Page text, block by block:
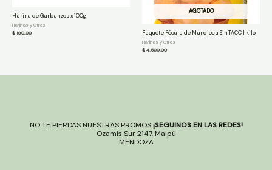
Harina de Garbanzos x 100g
Harinas y Otros
$180,00
AGOTADO
Paquete Fécula de Mandioca Sin TACC 1 kilo
Harinas y Otros
$4.500,00
NO TE PIERDAS NUESTRAS PROMOS¡SEGUINOS EN LAS REDES!
Ozamis Sur 2147, Maipú
MENDOZA